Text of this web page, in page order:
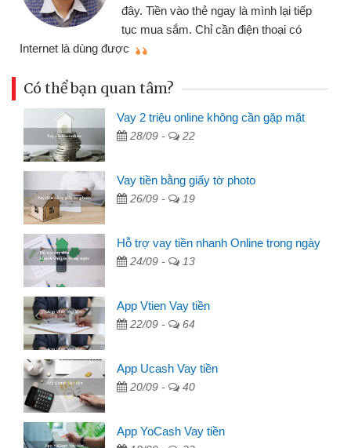
đây. Tiền vào thẻ ngay là mình lại tiếp
tục mua sắm. Chỉ cần điện thoại có
Internet là dùng được
Có thể bạn quan tâm?
Vay 2 triệu online không cần gặp mặt
28/09 - 22
Vay tiền bằng giấy tờ photo
26/09 - 19
Hỗ trợ vay tiền nhanh Online trong ngày
24/09 - 13
App Vtien Vay tiền
22/09 - 64
App Ucash Vay tiền
20/09 - 40
App YoCash Vay tiền